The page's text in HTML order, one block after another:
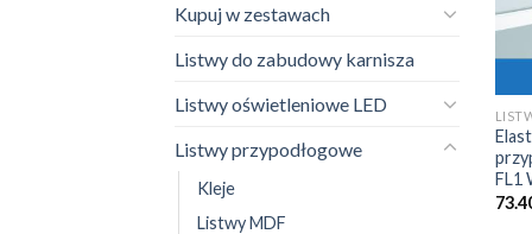
Kupuj w zestawach
Listwy do zabudowy karnisza
Listwy oświetleniowe LED
Listwy przypodłogowe
Kleje
Listwy MDF
FL1